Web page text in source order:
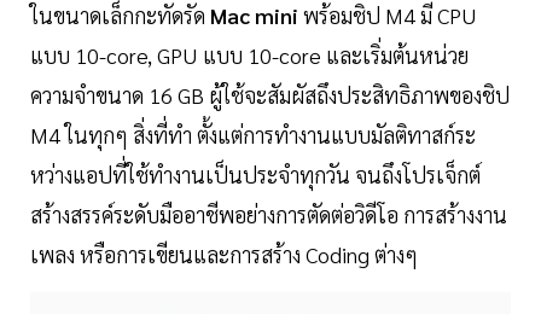
ในขนาดเล็กกะทัดรัด Mac mini พร้อมชิป M4 มี CPU
แบบ 10-core, GPU แบบ 10-core และเริ่มต้นหน่วย
ความจำขนาด 16 GB ผู้ใช้จะสัมผัสถึงประสิทธิภาพของชิป
M4 ในทุกๆ สิ่งที่ทำ ตั้งแต่การทำงานแบบมัลติทาสก์ระ
หว่างแอปที่ใช้ทำงานเป็นประจำทุกวัน จนถึงโปรเจ็กต์
สร้างสรรค์ระดับมืออาชีพอย่างการตัดต่อวิดีโอ การสร้างงาน
เพลง หรือการเขียนและการสร้าง Coding ต่างๆ